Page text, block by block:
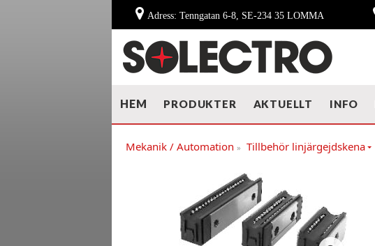
Adress: Tenngatan 6-8, SE-234 35 LOMMA
HEM PRODUKTER AKTUELLT INFO
Mekanik / Automation » Tillbehör linjärgejdskena